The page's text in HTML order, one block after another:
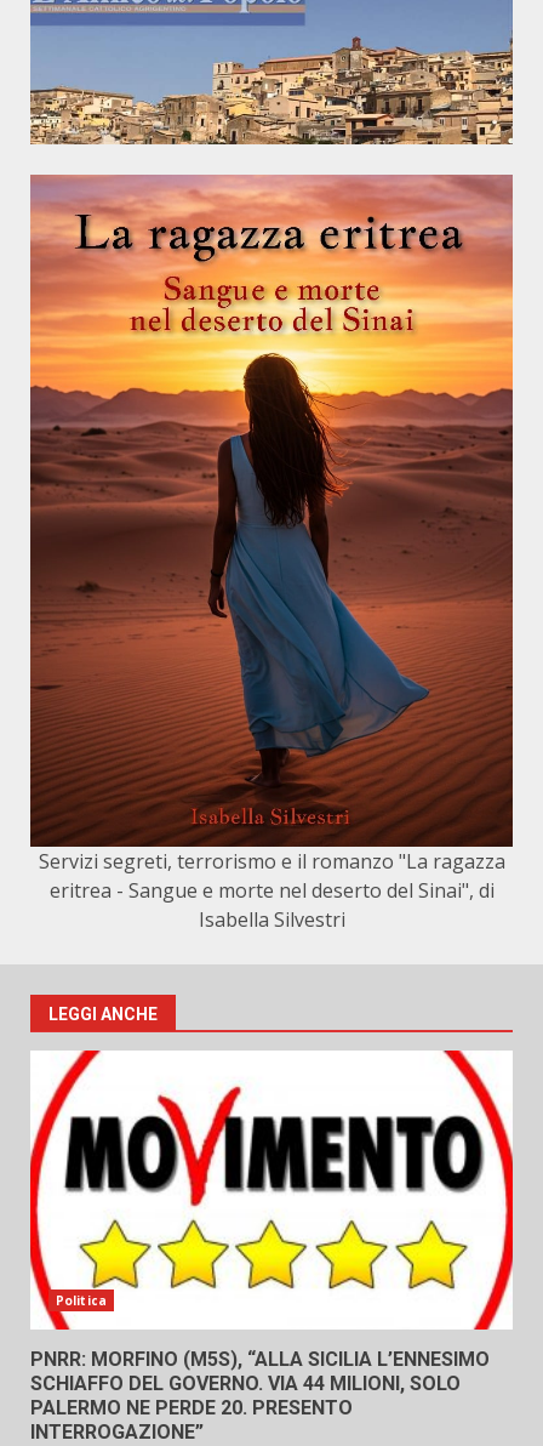
Servizi segreti, terrorismo e il romanzo "La ragazza
eritrea - Sangue e morte nel deserto del Sinai", di
Isabella Silvestri
LEGGI ANCHE
Politica
PNRR: MORFINO (M5S), “ALLA SICILIA L’ENNESIMO
SCHIAFFO DEL GOVERNO. VIA 44 MILIONI, SOLO
PALERMO NE PERDE 20. PRESENTO
INTERROGAZIONE”